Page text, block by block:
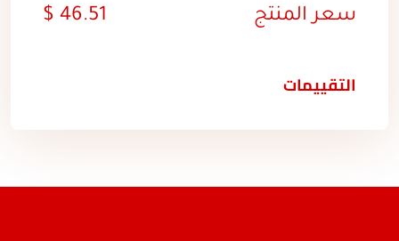
سعر المنتج 46.51 $
التقييمات